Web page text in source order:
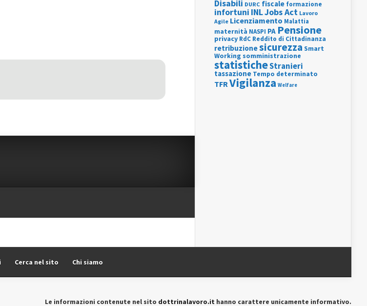
Disabili DURC fiscale formazione
infortuni INLJobs Act Lavoro
Agile Licenziamento Malattia
maternità NASPI PA Pensione
privacy RdC Reddito di Cittadinanza
retribuzionesicurezza Smart
Working somministrazione
statisticheStranieri
tassazione Tempo determinato
TFRVigilanza Welfare
Cerca nel sito Chi siamo
Le informazioni contenute nel sito dottrinalavoro.it hanno carattere unicamente informativo.